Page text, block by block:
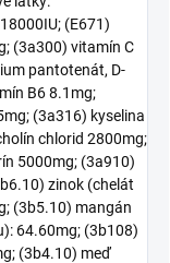
(E671)
(3a300) vitamín C
pantotenát, D-
B6 8.1mg;
(3a316) kyselina
chlorid 2800mg;
5000mg; (3a910)
zinok (chelát
(3b5.10) mangán
64.60mg; (3b108)
(3b4.10) meď